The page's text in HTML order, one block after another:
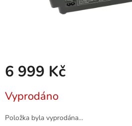
6 999 Kč
cena:
Vyprodáno
Položka byla vyprodána…